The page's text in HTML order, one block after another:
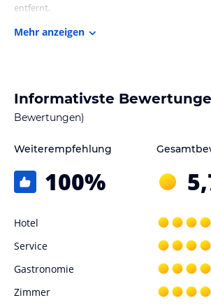
entfernt.
Zimmer / Unterbringung im Hotel
mit einer Dusche und kostenlosen
Einige Zimmer verfügen über eine
Beginnen Sie Ihren Tag mit einem köstlichen
Frühstück, das in der Unterkunft serviert wird.
Sport und Unterhaltung
Während Ihres Aufenthalts im Gasthof Zur
wie Wandern und Radfahren nachgehen. Der
und das Konrad Zuse Computermuseum sind
Mehr anzeigen
Informativste
Bewertungen)
Weiterempfehlung
100%
Hotel
Service
Gastronomie
Zimmer